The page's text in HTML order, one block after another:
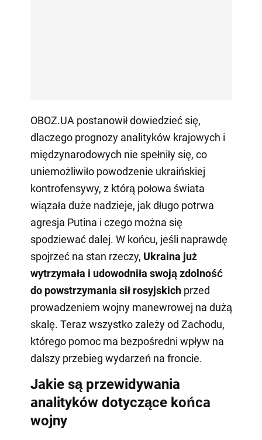
OBOZ.UA postanowił dowiedzieć się,
dlaczego prognozy analityków krajowych i
międzynarodowych nie spełniły się, co
uniemożliwiło powodzenie ukraińskiej
kontrofensywy, z którą połowa świata
wiązała duże nadzieje, jak długo potrwa
agresja Putina i czego można się
spodziewać dalej. W końcu, jeśli naprawdę
spojrzeć na stan rzeczy, Ukraina już
wytrzymała i udowodniła swoją zdolność
do powstrzymania sił rosyjskichprzed
prowadzeniem wojny manewrowej na dużą
skalę. Teraz wszystko zależy od Zachodu,
którego pomoc ma bezpośredni wpływ na
dalszy przebieg wydarzeń na froncie.
Jakie są przewidywania
analityków dotyczące końca
wojny